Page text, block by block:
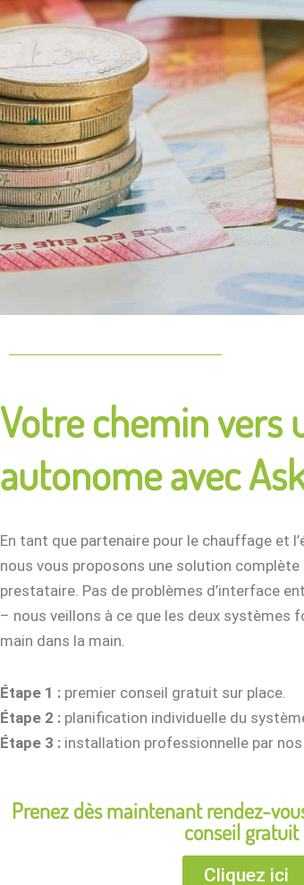
Votre chemin vers
autonome avec
En tant que partenaire pour le chauffage et
nous vous proposons une solution complète
prestataire. Pas de problèmes d’interface
– nous veillons à ce que les deux systèmes
main dans la main.
Étape 1 : premier conseil gratuit sur place.
Étape 2 : planification individuelle du
Étape 3 : installation professionnelle par nos
Prenez dès maintenant rendez-
conseil gratuit
Cliquez ici